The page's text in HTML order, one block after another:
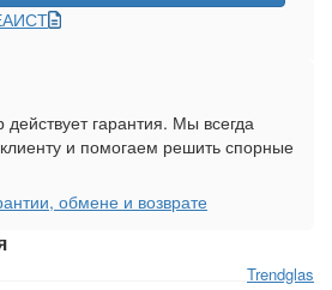
Trendglas
гарантия. Мы всегда
и помогаем решить спорные
обмене и возврате